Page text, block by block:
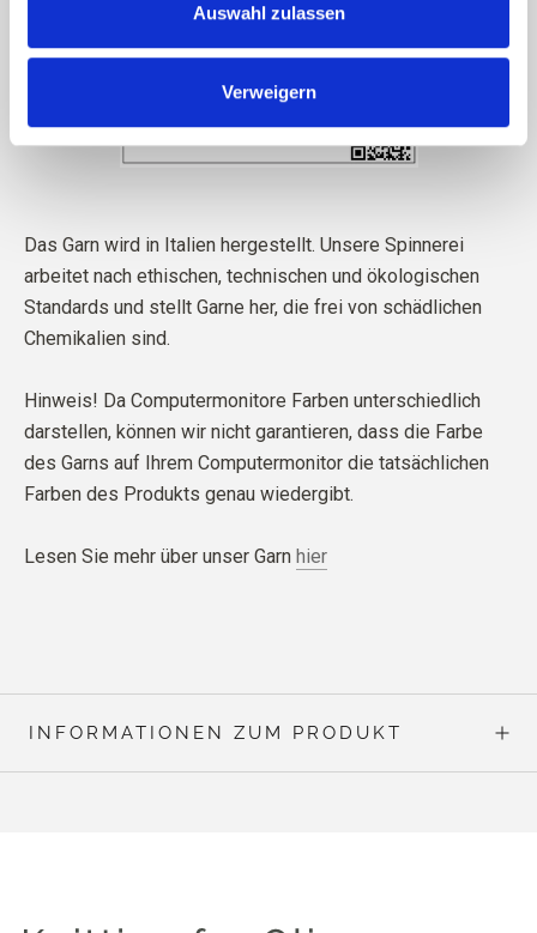
Auswahl zulassen
Verweigern
Das Garn wird in Italien hergestellt. Unsere Spinnerei
arbeitet nach ethischen, technischen und ökologischen
Standards und stellt Garne her, die frei von schädlichen
Chemikalien sind.
Hinweis! Da Computermonitore Farben unterschiedlich
darstellen, können wir nicht garantieren, dass die Farbe
des Garns auf Ihrem Computermonitor die tatsächlichen
Farben des Produkts genau wiedergibt.
Lesen Sie mehr über unser Garn hier
INFORMATIONEN ZUM PRODUKT